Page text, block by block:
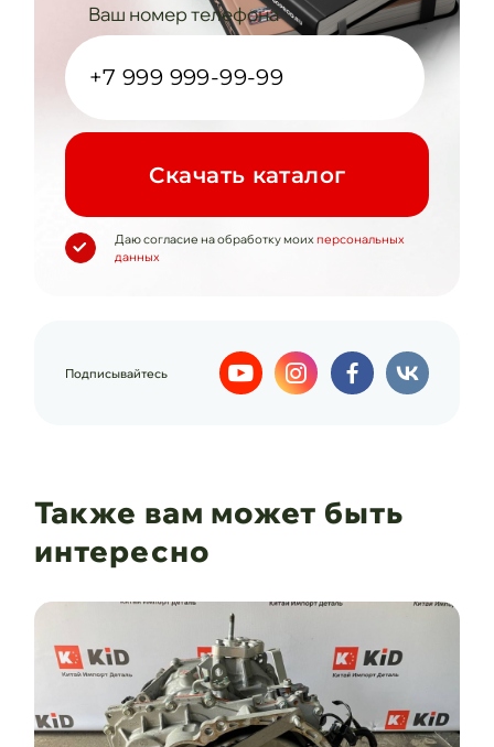
Ваш номер телефона
Cкачать каталог
Даю согласие на обработку моих персональных
данных
Подписывайтесь
Также вам может быть
интересно